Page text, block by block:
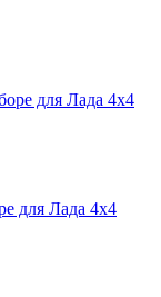
для Лада 4х4